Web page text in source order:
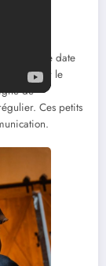
votre date
détourner le
de
Ces petits